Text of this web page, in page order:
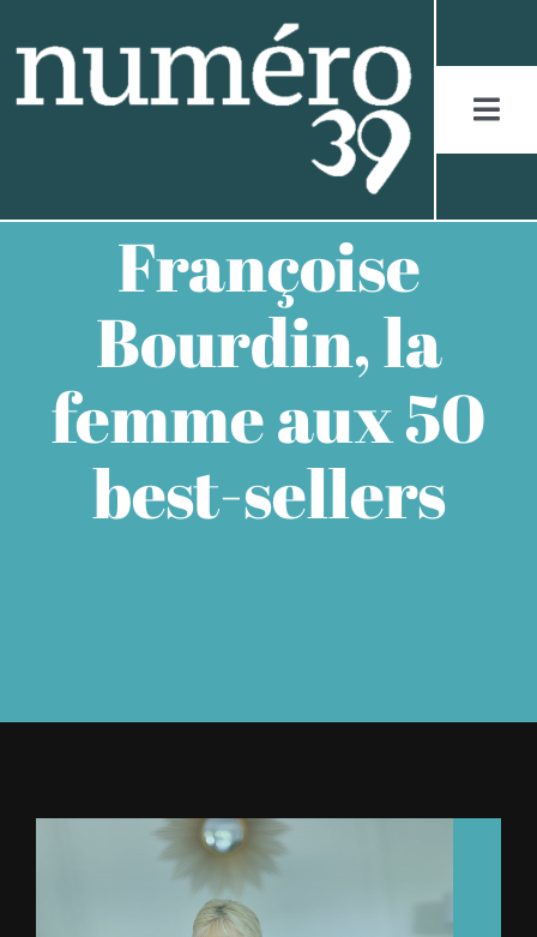
LES JURASSIENS
LES RÉCITS
LES FIGURES
LES ENTRETIENS
Françoise
Bourdin, la
femme aux 50
best-sellers